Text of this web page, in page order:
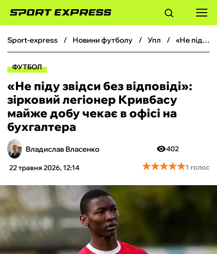
ФУТБОЛ
БОКС
ХОКЕЙ
ТЕНІС
КІБЕРСПОРТ
ЧС-2026
ФУТЗАЛ
sport-express новини футболу упл «Не піду звідси без відповіді‎»: зірковий легіонер Кривбасу майже добу чекає в офісі на бухгалтера
ФУТБОЛ
«Не піду звідси без відповіді‎»:
зірковий легіонер Кривбасу
майже добу чекає в офісі на
бухгалтера
Владислав Власенко
22 травня 2026, 12:14
402
★★★★★
★★★★★1 голос